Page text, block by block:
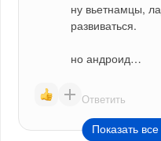
ну вьетнамцы,
развиваться.
но андроид…
Ответить
Показать